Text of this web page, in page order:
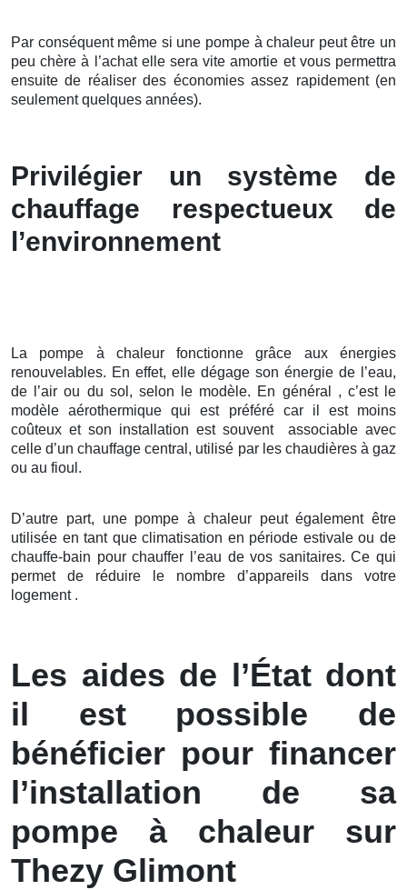
Par conséquent même si une pompe à chaleur peut être un
peu chère à l’achat elle sera vite amortie et vous permettra
ensuite de réaliser des économies assez rapidement (en
seulement quelques années).
Privilégier un système de
chauffage respectueux de
l’environnement
La pompe à chaleur fonctionne grâce aux énergies
renouvelables. En effet, elle dégage son énergie de l’eau,
de l’air ou du sol, selon le modèle. En général , c’est le
modèle aérothermique qui est préféré car il est moins
coûteux et son installation est souvent associable avec
celle d’un chauffage central, utilisé par les chaudières à gaz
ou au fioul.
D’autre part, une pompe à chaleur peut également être
utilisée en tant que climatisation en période estivale ou de
chauffe-bain pour chauffer l’eau de vos sanitaires. Ce qui
permet de réduire le nombre d’appareils dans votre
logement .
Les aides de l’État dont
il est possible de
bénéficier pour financer
l’installation de sa
pompe à chaleur sur
Thezy Glimont